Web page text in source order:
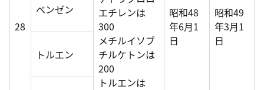
28
エチレンは
300
メチルイソブ
チルケトンは
200
トルエンは
昭和48
年6月1
日
昭和49
年3月1
日
ベンゼン
トルエン